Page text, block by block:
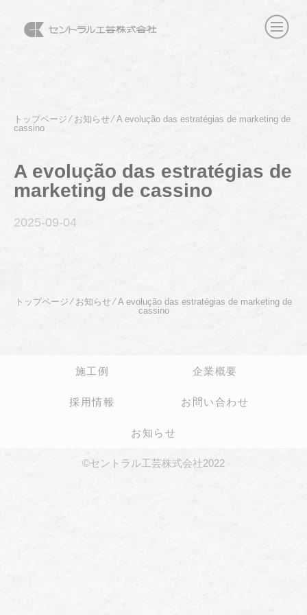
トップページ⁄ お知らせ⁄A evolução das estratégias de marketing de
cassino
A evolução das estratégias de
marketing de cassino
2025-09-04
トップページ ⁄ お知らせ⁄A evolução das estratégias de marketing de
cassino
施工例 企業概要
採用情報 お問い合わせ
お知らせ
©セントラル工芸株式会社2022